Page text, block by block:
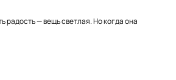
радость — вещь светлая. Но когда она